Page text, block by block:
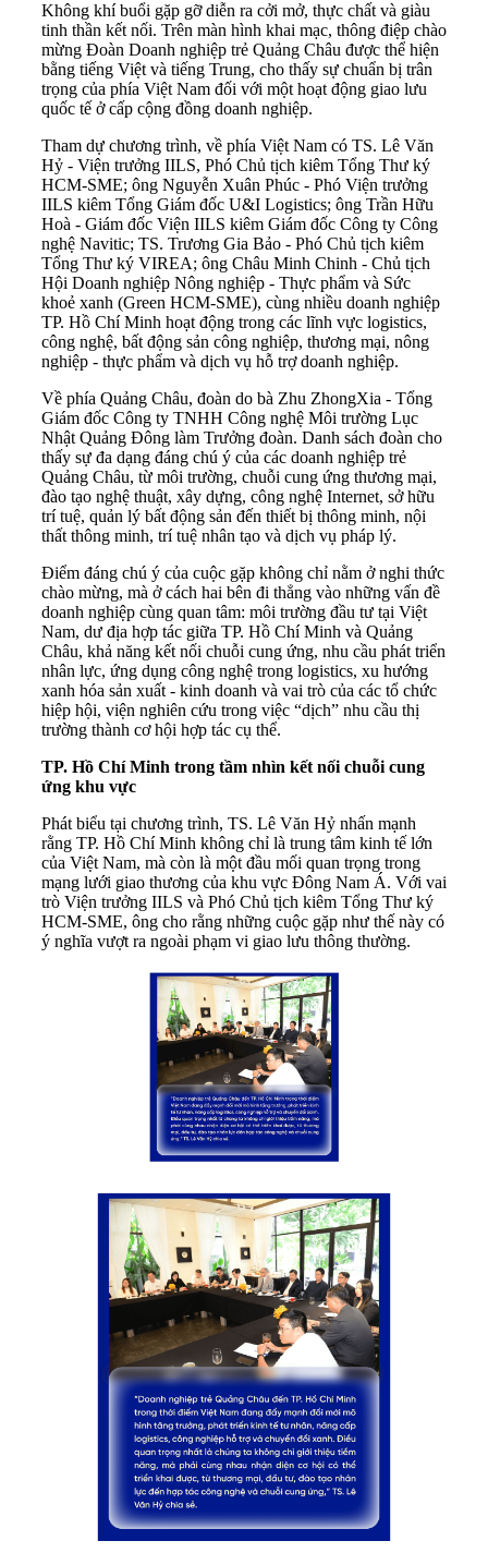
Không khí buổi gặp gỡ diễn ra cởi mở, thực chất và giàu
tinh thần kết nối. Trên màn hình khai mạc, thông điệp chào
mừng Đoàn Doanh nghiệp trẻ Quảng Châu được thể hiện
bằng tiếng Việt và tiếng Trung, cho thấy sự chuẩn bị trân
trọng của phía Việt Nam đối với một hoạt động giao lưu
quốc tế ở cấp cộng đồng doanh nghiệp.
Tham dự chương trình, về phía Việt Nam có TS. Lê Văn
Hỷ - Viện trưởng IILS, Phó Chủ tịch kiêm Tổng Thư ký
HCM-SME; ông Nguyễn Xuân Phúc - Phó Viện trưởng
IILS kiêm Tổng Giám đốc U&I Logistics; ông Trần Hữu
Hoà - Giám đốc Viện IILS kiêm Giám đốc Công ty Công
nghệ Navitic; TS. Trương Gia Bảo - Phó Chủ tịch kiêm
Tổng Thư ký VIREA; ông Châu Minh Chinh - Chủ tịch
Hội Doanh nghiệp Nông nghiệp - Thực phẩm và Sức
khoẻ xanh (Green HCM-SME), cùng nhiều doanh nghiệp
TP. Hồ Chí Minh hoạt động trong các lĩnh vực logistics,
công nghệ, bất động sản công nghiệp, thương mại, nông
nghiệp - thực phẩm và dịch vụ hỗ trợ doanh nghiệp.
Về phía Quảng Châu, đoàn do bà Zhu ZhongXia - Tổng
Giám đốc Công ty TNHH Công nghệ Môi trường Lục
Nhật Quảng Đông làm Trưởng đoàn. Danh sách đoàn cho
thấy sự đa dạng đáng chú ý của các doanh nghiệp trẻ
Quảng Châu, từ môi trường, chuỗi cung ứng thương mại,
đào tạo nghệ thuật, xây dựng, công nghệ Internet, sở hữu
trí tuệ, quản lý bất động sản đến thiết bị thông minh, nội
thất thông minh, trí tuệ nhân tạo và dịch vụ pháp lý.
Điểm đáng chú ý của cuộc gặp không chỉ nằm ở nghi thức
chào mừng, mà ở cách hai bên đi thẳng vào những vấn đề
doanh nghiệp cùng quan tâm: môi trường đầu tư tại Việt
Nam, dư địa hợp tác giữa TP. Hồ Chí Minh và Quảng
Châu, khả năng kết nối chuỗi cung ứng, nhu cầu phát triển
nhân lực, ứng dụng công nghệ trong logistics, xu hướng
xanh hóa sản xuất - kinh doanh và vai trò của các tổ chức
hiệp hội, viện nghiên cứu trong việc “dịch” nhu cầu thị
trường thành cơ hội hợp tác cụ thể.
TP. Hồ Chí Minh trong tầm nhìn kết nối chuỗi cung
ứng khu vực
Phát biểu tại chương trình, TS. Lê Văn Hỷ nhấn mạnh
rằng TP. Hồ Chí Minh không chỉ là trung tâm kinh tế lớn
của Việt Nam, mà còn là một đầu mối quan trọng trong
mạng lưới giao thương của khu vực Đông Nam Á. Với vai
trò Viện trưởng IILS và Phó Chủ tịch kiêm Tổng Thư ký
HCM-SME, ông cho rằng những cuộc gặp như thế này có
ý nghĩa vượt ra ngoài phạm vi giao lưu thông thường.